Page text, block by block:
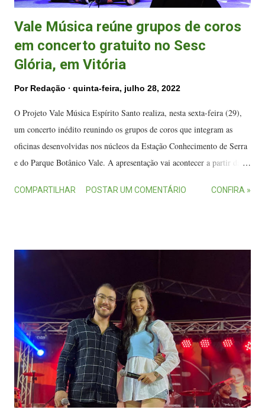
Vale Música reúne grupos de coros
em concerto gratuito no Sesc
Glória, em Vitória
Por Redação quinta-feira, julho 28, 2022
O Projeto Vale Música Espírito Santo realiza, nesta sexta-feira (29),
um concerto inédito reunindo os grupos de coros que integram as
oficinas desenvolvidas nos núcleos da Estação Conhecimento de Serra
e do Parque Botânico Vale. A apresentação vai acontecer a partir das
participação de cinco grupos formados por cerca de 200 alunos, sob a
da Estação Conhecimento de Serra ; Coro Infantojuvenil do Parque
Botânico Vale ; Coro Juvenil , Coro Jovem Vale Música e Grupo
Vocal Vale Música . Esta será a primeira vez que estes coros vão se
apresentar em 2022 e também a estreia do Coro Juvenil, formado por
alunos de 13 a 17 anos. As apresentações vão contar com a
participação de alunos do Projeto Badu – Grupo de Dança . De acordo
com o maestro ...
COMPARTILHAR POSTAR UM COMENTÁRIO CONFIRA »